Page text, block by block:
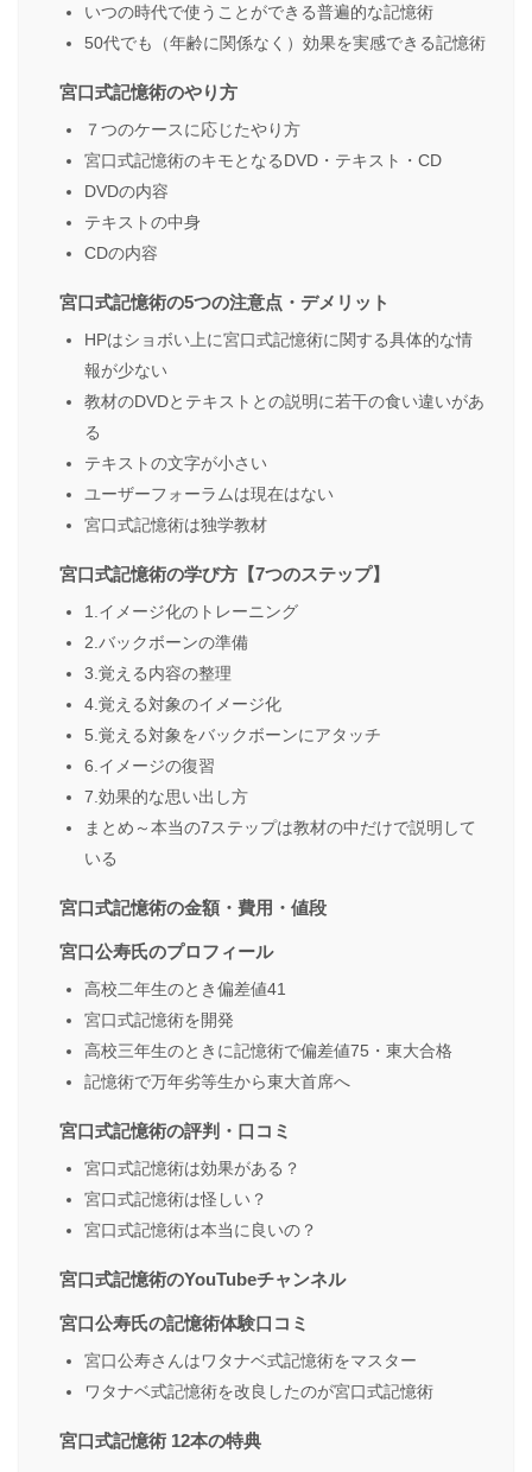
いつの時代で使うことができる普遍的な記憶術
50代でも（年齢に関係なく）効果を実感できる記憶術
宮口式記憶術のやり方
７つのケースに応じたやり方
宮口式記憶術のキモとなるDVD・テキスト・CD
DVDの内容
テキストの中身
CDの内容
宮口式記憶術の5つの注意点・デメリット
HPはショボい上に宮口式記憶術に関する具体的な情
報が少ない
教材のDVDとテキストとの説明に若干の食い違いがあ
る
テキストの文字が小さい
ユーザーフォーラムは現在はない
宮口式記憶術は独学教材
宮口式記憶術の学び方【7つのステップ】
1.イメージ化のトレーニング
2.バックボーンの準備
3.覚える内容の整理
4.覚える対象のイメージ化
5.覚える対象をバックボーンにアタッチ
6.イメージの復習
7.効果的な思い出し方
まとめ～本当の7ステップは教材の中だけで説明して
いる
宮口式記憶術の金額・費用・値段
宮口公寿氏のプロフィール
高校二年生のとき偏差値41
宮口式記憶術を開発
高校三年生のときに記憶術で偏差値75・東大合格
記憶術で万年劣等生から東大首席へ
宮口式記憶術の評判・口コミ
宮口式記憶術は効果がある？
宮口式記憶術は怪しい？
宮口式記憶術は本当に良いの？
宮口式記憶術のYouTubeチャンネル
宮口公寿氏の記憶術体験口コミ
宮口公寿さんはワタナベ式記憶術をマスター
ワタナベ式記憶術を改良したのが宮口式記憶術
宮口式記憶術 12本の特典